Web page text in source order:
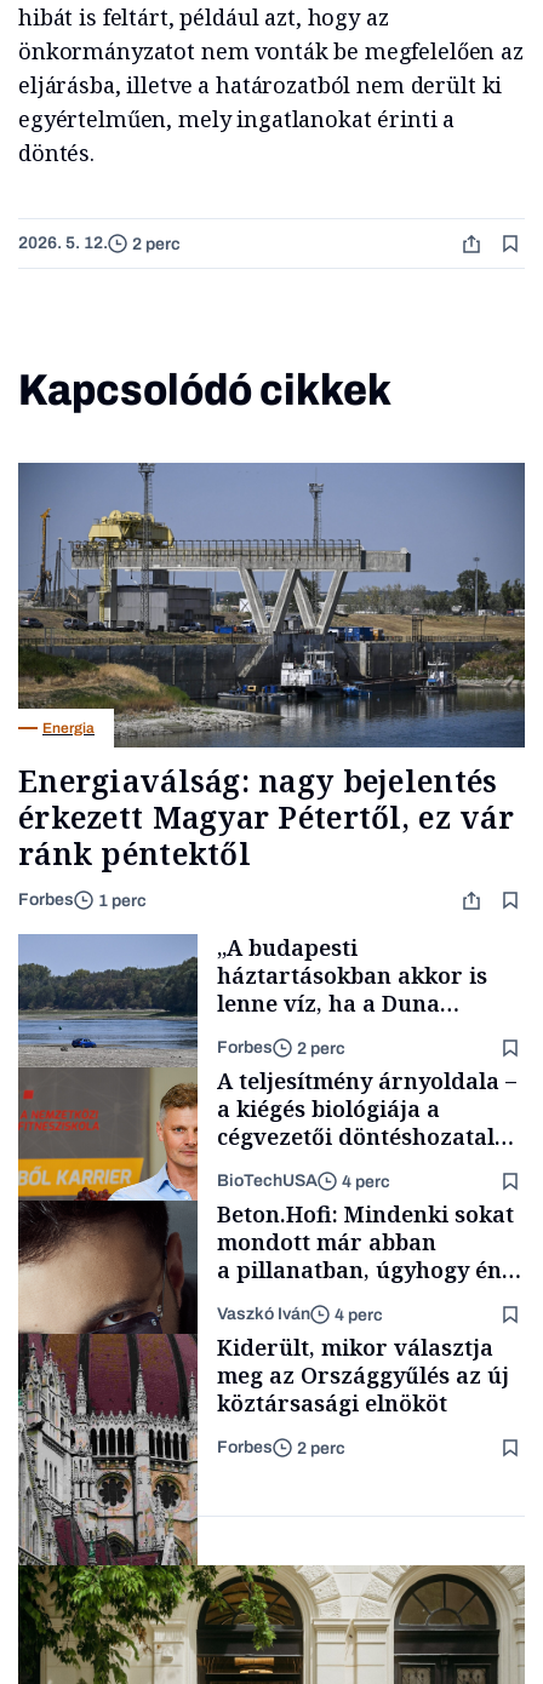
hibát is feltárt, például azt, hogy az
önkormányzatot nem vonták be megfelelően az
eljárásba, illetve a határozatból nem derült ki
egyértelműen, mely ingatlanokat érinti a
döntés.
2026. 5. 12. 2 perc
Kapcsolódó cikkek
Energia
Energiaválság: nagy bejelentés
érkezett Magyar Pétertől, ez vár
ránk péntektől
Forbes 1 perc
Energia
„A budapesti
háztartásokban akkor is
lenne víz, ha a Duna
medrében már egy cseppet
se találnánk”
Forbes 2 perc
Content Lab HUB
A teljesítmény árnyoldala –
a kiégés biológiája a
cégvezetői döntéshozatal
BioTechUSA 4 perc
Forbes-sztori
Beton.Hofi: Mindenki sokat
mondott már abban
a pillanatban, úgyhogy én
a legsarkosabb
gondolataimat akartam
kimondani
Vaszkó Iván 4 perc
Politika
Kiderült, mikor választja
meg az Országgyűlés az új
köztársasági elnököt
Forbes 2 perc